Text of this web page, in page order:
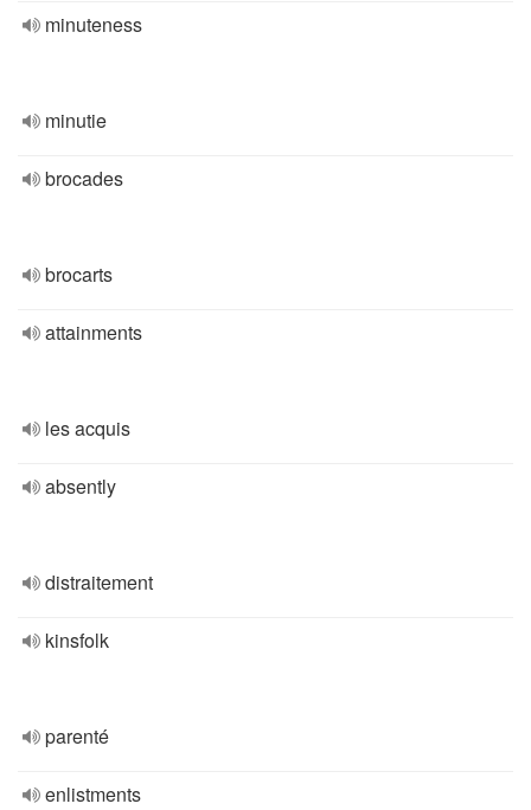
minuteness
minutie
brocades
brocarts
attainments
les acquis
absently
distraitement
kinsfolk
parenté
enlistments